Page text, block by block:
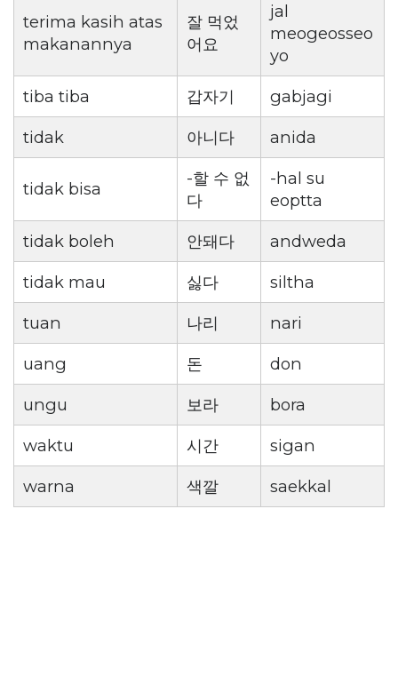
terima kasih atas
makanannya
잘 먹었
어요
jal
meogeosseo
yo
tiba tiba
갑자기
gabjagi
tidak
아니다 anida
tidak bisa
-할 수 없
다
-hal su
eoptta
tidak boleh
안돼다
andweda
tidak mau
싫다
siltha
tuan
나리
nari
uang
돈
don
ungu
보라
bora
waktu
시간
sigan
warna
색깔 saekkal